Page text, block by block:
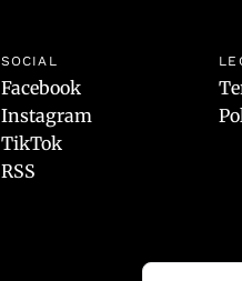
SOCIAL
Facebook
Instagram
TikTok
RSS